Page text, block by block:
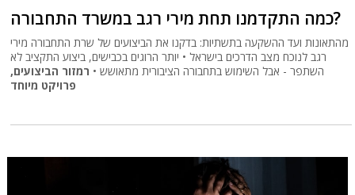
כמה התקדמנו תחת מירי רגב במשרד התחבורה?
מהתאונות ועד ההשקעה בתשתיות: בדקנו את הביצועים של שרת התחבורה מירי
רגב לנוכח מצב הדרכים בישראל • יותר הרוגים בכבישים, ביצוע התקציב לא
השתפר - אבל השימוש בתחבורה הציבורית מתאושש • רמזור הביצועים,
פרויקט מיוחד